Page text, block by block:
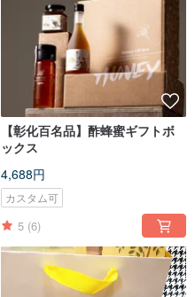
【彰化百名品】酢蜂蜜ギフトボ
ックス
4,688円
カスタム可
5 (6)